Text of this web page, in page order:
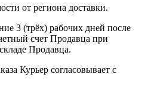
от региона доставки.
3 (трёх) рабочих дней после
счет Продавца при
Продавца.
Курьер согласовывает с